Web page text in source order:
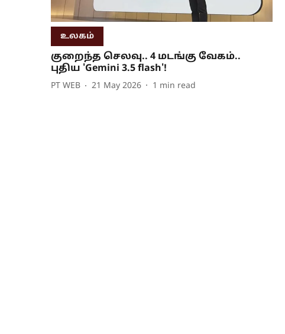
உலகம்
குறைந்த செலவு.. 4 மடங்கு வேகம்..
புதிய 'Gemini 3.5 flash'!
PT WEB 21 May 2026 1 min read